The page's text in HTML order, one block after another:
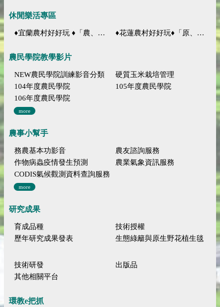
休閒樂活專區
♦宜蘭農村好好玩 ♦「農、藝、山、水」四條遊程推薦 ♦花蓮農村好好玩♦「原、生、慢、活」四條遊程推薦
農民學院教學影片
NEW農民學院訓練影音分類
硬質玉米栽培管理
104年度農民學院
105年度農民學院
106年度農民學院
more
農事小幫手
務農基本功影音
農友諮詢服務
作物病蟲疫情發生預測
農業氣象資訊服務
CODIS氣候觀測資料查詢服務
more
研究成果
育成品種
技術授權
歷年研究成果發表
生態綠籬與原生野花植生毯
技術研發
出版品
其他相關平台
環教e把抓